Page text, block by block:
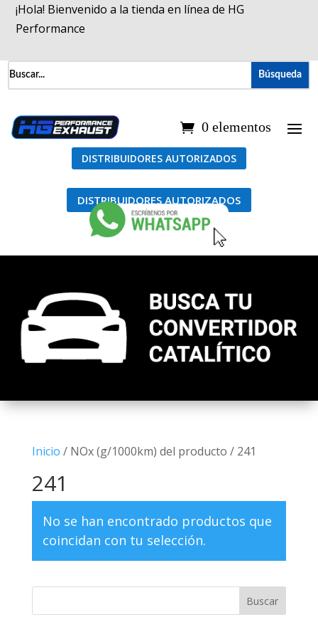
¡Hola! Bienvenido a la tienda en línea de HG
Performance
0 elementos
DISTRIBUIDORES AUTORIZADOS
DISTRIBUIDORES AUTORIZADOS
Inicio / NOx (g/1000km) del producto / 241
241
No se han encontrado productos que
coincidan con tu selección.
Buscar